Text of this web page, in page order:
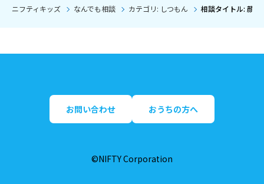
ニフティキッズ なんでも相談 カテゴリ: しつもん 相談タイトル: 顔面
お問い合わせ おうちの方へ
©NIFTY Corporation